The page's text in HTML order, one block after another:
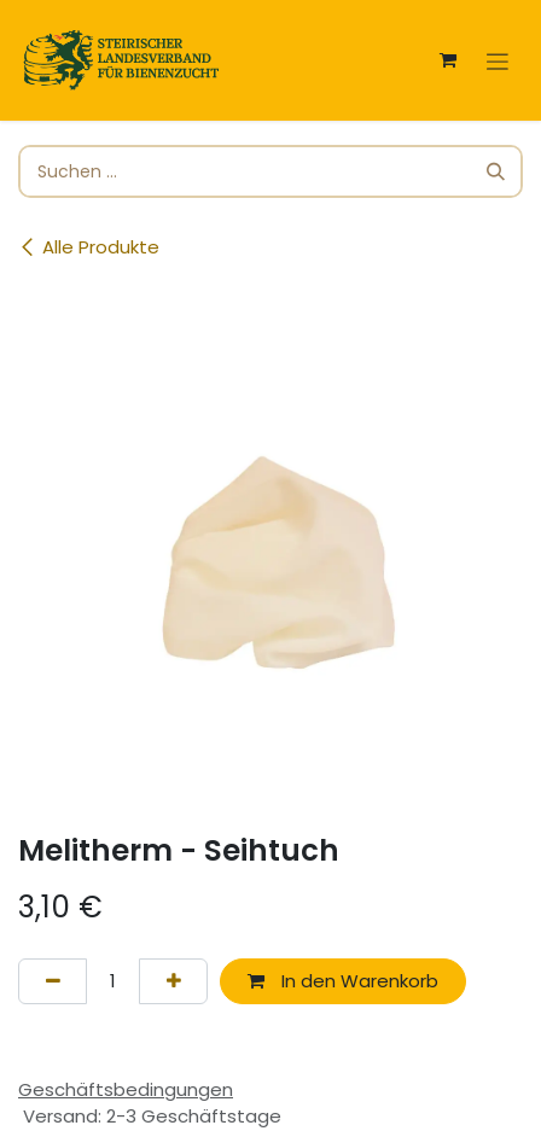
Alle Produkte
Melitherm - Seihtuch
3,10 €
In den Warenkorb
Geschäftsbedingungen
Versand: 2-3 Geschäftstage